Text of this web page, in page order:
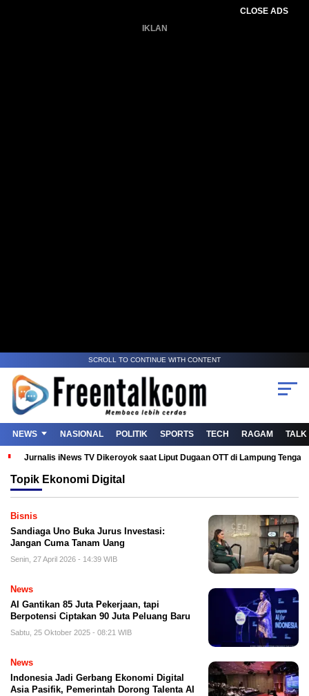
CLOSE ADS
IKLAN
SCROLL TO CONTINUE WITH CONTENT
NEWS NASIONAL POLITIK SPORTS TECH RAGAM TALK
Jurnalis iNews TV Dikeroyok saat Liput Dugaan OTT di Lampung
Topik Ekonomi Digital
Bisnis
Sandiaga Uno Buka Jurus Investasi:
Jangan Cuma Tanam Uang
Senin, 27 April 2026 - 14:39 WIB
News
AI Gantikan 85 Juta Pekerjaan, tapi
Berpotensi Ciptakan 90 Juta Peluang Baru
Sabtu, 25 Oktober 2025 - 08:21 WIB
News
Indonesia Jadi Gerbang Ekonomi Digital
Asia Pasifik, Pemerintah Dorong Talenta AI